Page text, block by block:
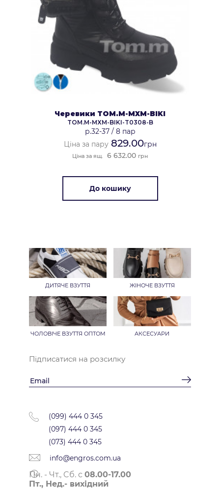
Черевики TOM.M-MXM-BIKI
TOM.M-MXM-BIKI-T0308-B
р.32-37/ 8 пар
Ціна за пару829.00грн
Ціна за ящ. 6 632.00 грн
До кошику
Підписатися на розсилку
(099) 444 0 345
(097) 444 0 345
(073) 444 0 345
info@engros.com.ua
Пн. - Чт., Cб. с 08.00-17.00
Пт., Нед.- вихідний
ДИТЯЧЕ ВЗУТТЯ ЖІНОЧЕ ВЗУТТЯ
ЧОЛОВІЧЕ ВЗУТТЯ ОПТОМ АКСЕСУАРИ